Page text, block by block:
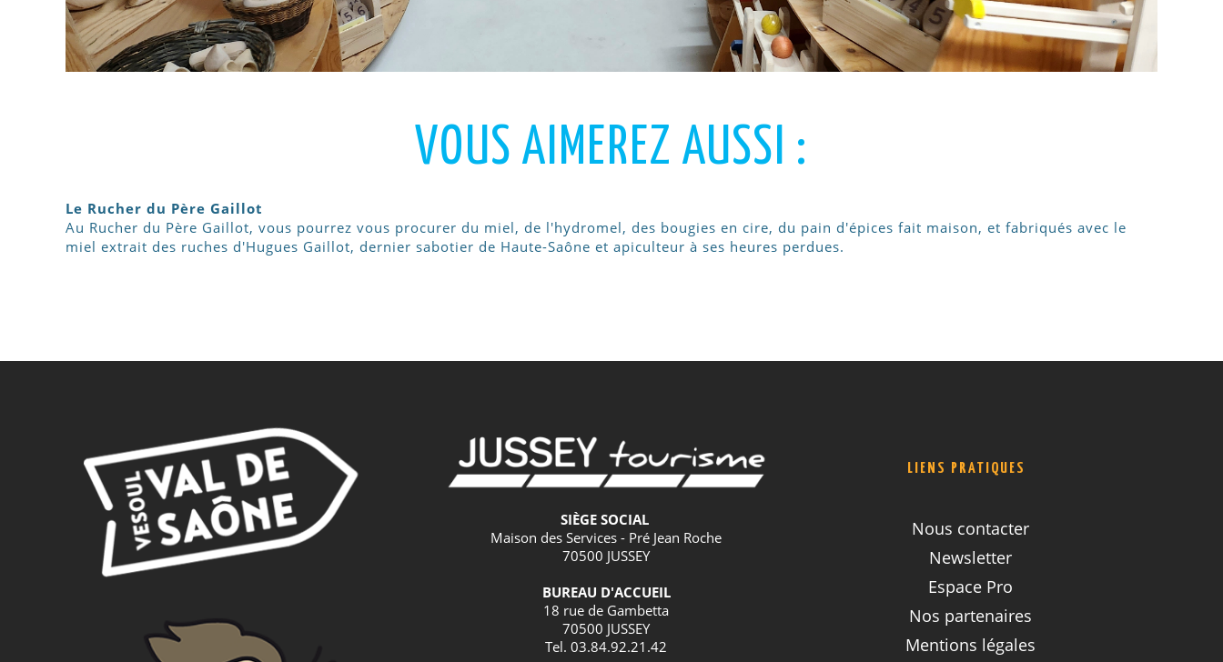
VOUS AIMEREZ AUSSI :
Le Rucher du Père Gaillot
Au Rucher du Père Gaillot, vous pourrez vous procurer du miel, de l'hydromel, des bougies en cire, du pain d'épices fait maison, et fabriqués avec le
miel extrait des ruches d'Hugues Gaillot, dernier sabotier de Haute-Saône et apiculteur à ses heures perdues.
SIÈGE SOCIAL
Maison des Services - Pré Jean Roche
70500 JUSSEY
BUREAU D'ACCUEIL
18 rue de Gambetta
70500 JUSSEY
Tel. 03.84.92.21.42
LIENS PRATIQUES
Nous contacter
Newsletter
Espace Pro
Nos partenaires
Mentions légales